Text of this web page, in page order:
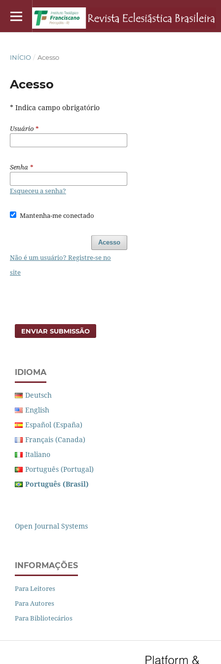
INÍCIO / Acesso
Acesso
* Indica campo obrigatório
Usuário *
Senha *
Esqueceu a senha?
Mantenha-me conectado
Acesso
Não é um usuário? Registre-se no
site
ENVIAR SUBMISSÃO
IDIOMA
Deutsch
English
Español (España)
Français (Canada)
Italiano
Português (Portugal)
Português (Brasil)
Open Journal Systems
INFORMAÇÕES
Para Leitores
Para Autores
Para Bibliotecários